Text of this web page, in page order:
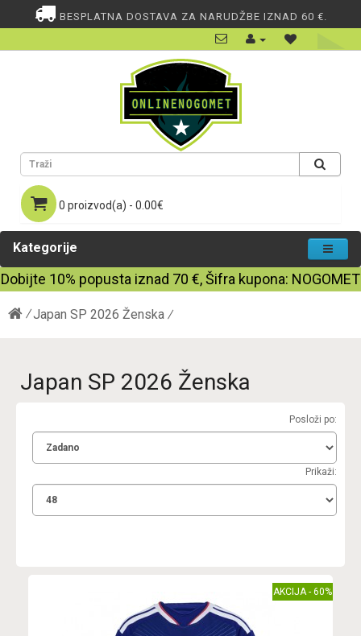
BESPLATNA DOSTAVA ZA NARUDŽBE IZNAD 60 €.
0 proizvod(a) - 0.00€
Kategorije
Dobijte 10% popusta iznad 70 €, Šifra kupona: NOGOMET
Japan SP 2026 Ženska
Japan SP 2026 Ženska
Posloži po:
Prikaži:
AKCIJA - 60%